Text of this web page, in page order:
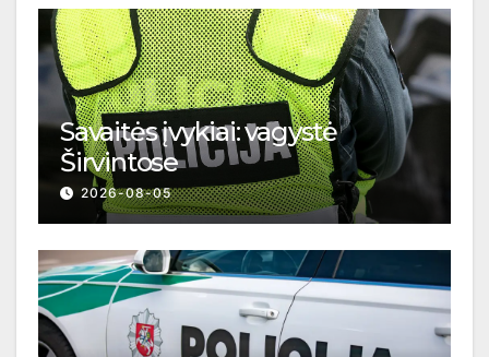
Savaitės įvykiai: vagystė
Širvintose
2026-08-05